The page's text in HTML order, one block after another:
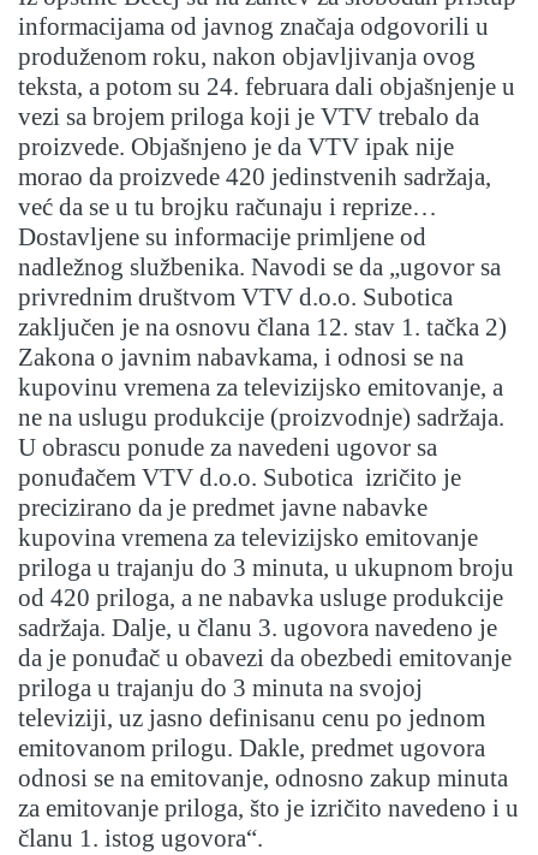
informacijama od javnog značaja odgovorili u
produženom roku, nakon objavljivanja ovog
teksta, a potom su 24. februara dali objašnjenje u
vezi sa brojem priloga koji je VTV trebalo da
proizvede. Objašnjeno je da VTV ipak nije
morao da proizvede 420 jedinstvenih sadržaja,
već da se u tu brojku računaju i reprize…
Dostavljene su informacije primljene od
nadležnog službenika. Navodi se da „ugovor sa
privrednim društvom VTV d.o.o. Subotica
zaključen je na osnovu člana 12. stav 1. tačka 2)
Zakona o javnim nabavkama, i odnosi se na
kupovinu vremena za televizijsko emitovanje, a
ne na uslugu produkcije (proizvodnje) sadržaja.
U obrascu ponude za navedeni ugovor sa
ponuđačem VTV d.o.o. Subotica izričito je
precizirano da je predmet javne nabavke
kupovina vremena za televizijsko emitovanje
priloga u trajanju do 3 minuta, u ukupnom broju
od 420 priloga, a ne nabavka usluge produkcije
sadržaja. Dalje, u članu 3. ugovora navedeno je
da je ponuđač u obavezi da obezbedi emitovanje
priloga u trajanju do 3 minuta na svojoj
televiziji, uz jasno definisanu cenu po jednom
emitovanom prilogu. Dakle, predmet ugovora
odnosi se na emitovanje, odnosno zakup minuta
za emitovanje priloga, što je izričito navedeno i u
članu 1. istog ugovora“.